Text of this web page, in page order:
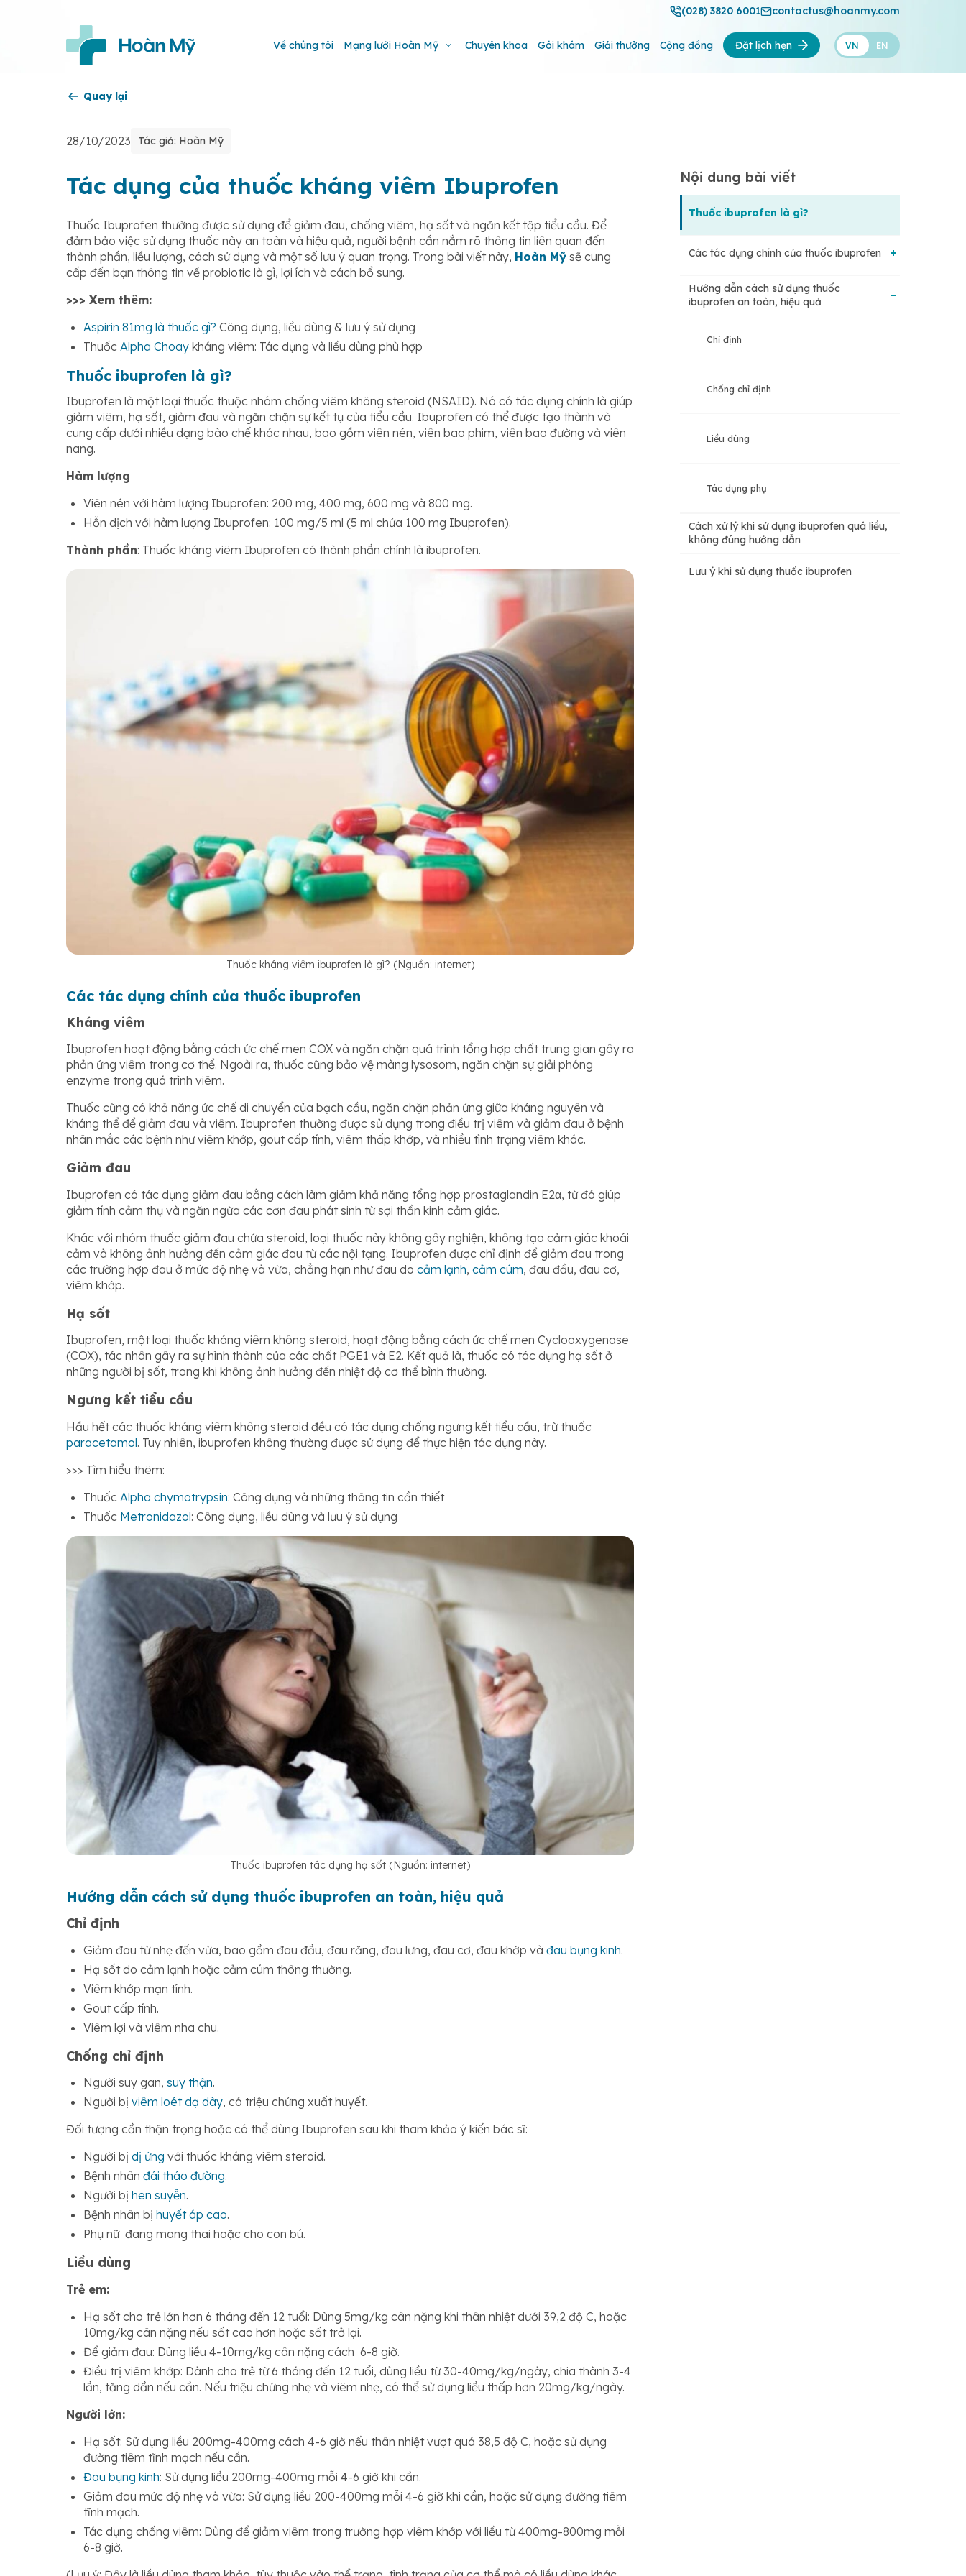
(028) 3820 6001 contactus@hoanmy.com
Về chúng tôi Mạng lưới Hoàn Mỹ Chuyên khoa Gói khám Giải thưởng Cộng đồng Đặt lịch hẹn VN EN
Quay lại
28/10/2023 Tác giả: Hoàn Mỹ
Tác dụng của thuốc kháng viêm Ibuprofen
Thuốc Ibuprofen thường được sử dụng để giảm đau, chống viêm, hạ sốt và ngăn kết tập tiểu cầu. Để
đảm bảo việc sử dụng thuốc này an toàn và hiệu quả, người bệnh cần nắm rõ thông tin liên quan đến
thành phần, liều lượng, cách sử dụng và một số lưu ý quan trọng. Trong bài viết này, Hoàn Mỹ sẽ cung
cấp đến bạn thông tin về probiotic là gì, lợi ích và cách bổ sung.
>>> Xem thêm:
Aspirin 81mg là thuốc gì? Công dụng, liều dùng & lưu ý sử dụng
Thuốc Alpha Choay kháng viêm: Tác dụng và liều dùng phù hợp
Thuốc ibuprofen là gì?
Ibuprofen là một loại thuốc thuộc nhóm chống viêm không steroid (NSAID). Nó có tác dụng chính là giúp
giảm viêm, hạ sốt, giảm đau và ngăn chặn sự kết tụ của tiểu cầu. Ibuprofen có thể được tạo thành và
cung cấp dưới nhiều dạng bào chế khác nhau, bao gồm viên nén, viên bao phim, viên bao đường và viên
nang.
Hàm lượng
Viên nén với hàm lượng Ibuprofen: 200 mg, 400 mg, 600 mg và 800 mg.
Hỗn dịch với hàm lượng Ibuprofen: 100 mg/5 ml (5 ml chứa 100 mg Ibuprofen).
Thành phần: Thuốc kháng viêm Ibuprofen có thành phần chính là ibuprofen.
Thuốc kháng viêm ibuprofen là gì? (Nguồn: internet)
Các tác dụng chính của thuốc ibuprofen
Kháng viêm
Ibuprofen hoạt động bằng cách ức chế men COX và ngăn chặn quá trình tổng hợp chất trung gian gây ra
phản ứng viêm trong cơ thể. Ngoài ra, thuốc cũng bảo vệ màng lysosom, ngăn chặn sự giải phóng
enzyme trong quá trình viêm.
Thuốc cũng có khả năng ức chế di chuyển của bạch cầu, ngăn chặn phản ứng giữa kháng nguyên và
kháng thể để giảm đau và viêm. Ibuprofen thường được sử dụng trong điều trị viêm và giảm đau ở bệnh
nhân mắc các bệnh như viêm khớp, gout cấp tính, viêm thấp khớp, và nhiều tình trạng viêm khác.
Giảm đau
Ibuprofen có tác dụng giảm đau bằng cách làm giảm khả năng tổng hợp prostaglandin E2α, từ đó giúp
giảm tính cảm thụ và ngăn ngừa các cơn đau phát sinh từ sợi thần kinh cảm giác.
Khác với nhóm thuốc giảm đau chứa steroid, loại thuốc này không gây nghiện, không tạo cảm giác khoái
cảm và không ảnh hưởng đến cảm giác đau từ các nội tạng. Ibuprofen được chỉ định để giảm đau trong
các trường hợp đau ở mức độ nhẹ và vừa, chẳng hạn như đau do cảm lạnh, cảm cúm, đau đầu, đau cơ,
viêm khớp.
Hạ sốt
Ibuprofen, một loại thuốc kháng viêm không steroid, hoạt động bằng cách ức chế men Cyclooxygenase
(COX), tác nhân gây ra sự hình thành của các chất PGE1 và E2. Kết quả là, thuốc có tác dụng hạ sốt ở
những người bị sốt, trong khi không ảnh hưởng đến nhiệt độ cơ thể bình thường.
Ngưng kết tiểu cầu
Hầu hết các thuốc kháng viêm không steroid đều có tác dụng chống ngưng kết tiểu cầu, trừ thuốc
paracetamol. Tuy nhiên, ibuprofen không thường được sử dụng để thực hiện tác dụng này.
>>> Tìm hiểu thêm:
Thuốc Alpha chymotrypsin: Công dụng và những thông tin cần thiết
Thuốc Metronidazol: Công dụng, liều dùng và lưu ý sử dụng
Thuốc ibuprofen tác dụng hạ sốt (Nguồn: internet)
Hướng dẫn cách sử dụng thuốc ibuprofen an toàn, hiệu quả
Chỉ định
Giảm đau từ nhẹ đến vừa, bao gồm đau đầu, đau răng, đau lưng, đau cơ, đau khớp và đau bụng kinh.
Hạ sốt do cảm lạnh hoặc cảm cúm thông thường.
Viêm khớp mạn tính.
Gout cấp tính.
Viêm lợi và viêm nha chu.
Chống chỉ định
Người suy gan, suy thận.
Người bị viêm loét dạ dày, có triệu chứng xuất huyết.
Đối tượng cần thận trọng hoặc có thể dùng Ibuprofen sau khi tham khảo ý kiến bác sĩ:
Người bị dị ứng với thuốc kháng viêm steroid.
Bệnh nhân đái tháo đường.
Người bị hen suyễn.
Bệnh nhân bị huyết áp cao.
Phụ nữ đang mang thai hoặc cho con bú.
Liều dùng
Trẻ em:
Hạ sốt cho trẻ lớn hơn 6 tháng đến 12 tuổi: Dùng 5mg/kg cân nặng khi thân nhiệt dưới 39,2 độ C, hoặc
10mg/kg cân nặng nếu sốt cao hơn hoặc sốt trở lại.
Để giảm đau: Dùng liều 4-10mg/kg cân nặng cách 6-8 giờ.
Điều trị viêm khớp: Dành cho trẻ từ 6 tháng đến 12 tuổi, dùng liều từ 30-40mg/kg/ngày, chia thành 3-4
lần, tăng dần nếu cần. Nếu triệu chứng nhẹ và viêm nhẹ, có thể sử dụng liều thấp hơn 20mg/kg/ngày.
Người lớn:
Hạ sốt: Sử dụng liều 200mg-400mg cách 4-6 giờ nếu thân nhiệt vượt quá 38,5 độ C, hoặc sử dụng
đường tiêm tĩnh mạch nếu cần.
Đau bụng kinh: Sử dụng liều 200mg-400mg mỗi 4-6 giờ khi cần.
Giảm đau mức độ nhẹ và vừa: Sử dụng liều 200-400mg mỗi 4-6 giờ khi cần, hoặc sử dụng đường tiêm
tĩnh mạch.
Tác dụng chống viêm: Dùng để giảm viêm trong trường hợp viêm khớp với liều từ 400mg-800mg mỗi
6-8 giờ.
Nội dung bài viết
Thuốc ibuprofen là gì?
Các tác dụng chính của thuốc ibuprofen
Kháng viêm
Giảm đau
Hạ sốt
Ngưng kết tiểu cầu
Hướng dẫn cách sử dụng thuốc
ibuprofen an toàn, hiệu quả
Chỉ định
Chống chỉ định
Liều dùng
Tác dụng phụ
Cách xử lý khi sử dụng ibuprofen quá liều,
không đúng hướng dẫn
Lưu ý khi sử dụng thuốc ibuprofen